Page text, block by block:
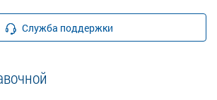
Служба поддержки